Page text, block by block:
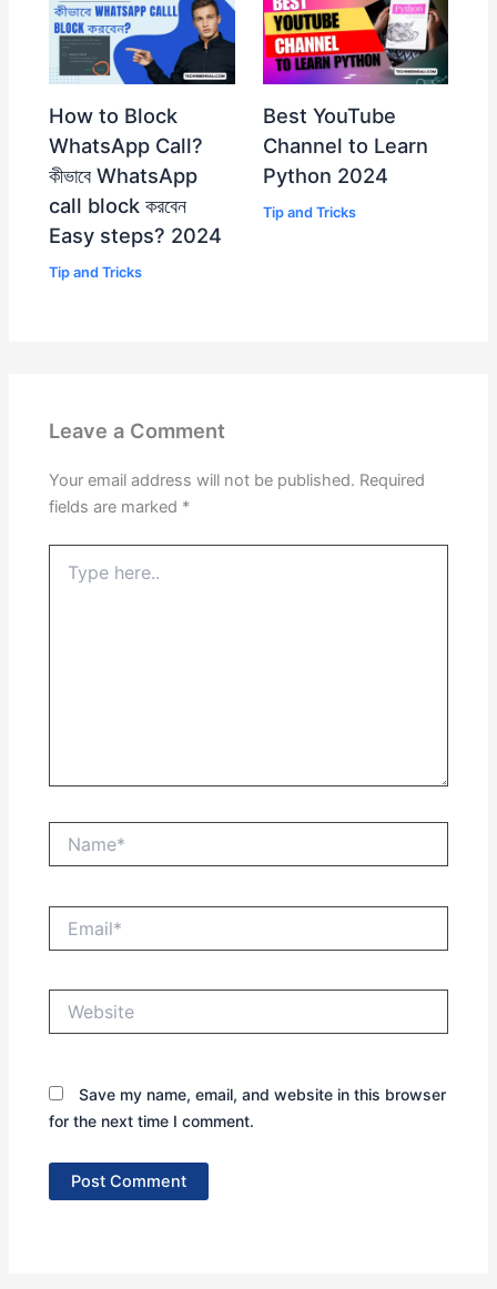
at
e
How to Block
WhatsApp Call?
কীভাবে WhatsApp
call block করবেন
Easy steps? 2024
Tip and Tricks
Best YouTube
Channel to Learn
Python 2024
Tip and Tricks
Leave a Comment
Your email address will not be published. Required
fields are marked *
here..
Save my name, email, and website in this browser
for the next time I comment.